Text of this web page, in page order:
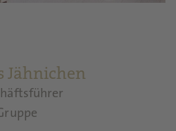
Jähnichen